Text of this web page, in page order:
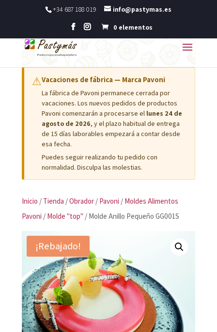
+34 687 188 019 info@pastymas.es
0 elementos
⚠Vacaciones de fábrica — Marca Pavoni
La fábrica de Pavoni permanece cerrada por
vacaciones. Los nuevos pedidos de productos
Pavoni comenzarán a procesarse el lunes 24 de
agosto de 2026, y el plazo habitual de entrega
de 15 días laborables empezará a contar desde
esa fecha.
Puedes seguir realizando tu pedido con
normalidad. Disculpa las molestias.
Inicio / Tienda /Obrador/ Pavoni / Moldes Alimentos
Pavoni / Molde "top" / Molde Anillo Pequeño GG001S
¡Rebajado!